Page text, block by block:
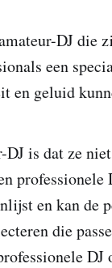
DJ die
een
en geluid
DJ is dat ze
professionele
en kan de
die